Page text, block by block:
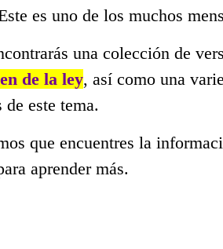
es uno de los muchos
una colección de
de la ley, así como una
de este tema.
que encuentres la
aprender más.